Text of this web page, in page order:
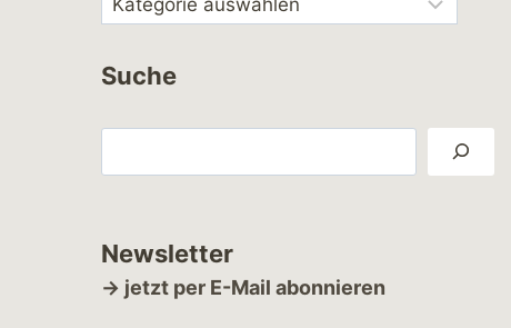
Suche
Newsletter
→ jetzt per E-Mail abonnieren